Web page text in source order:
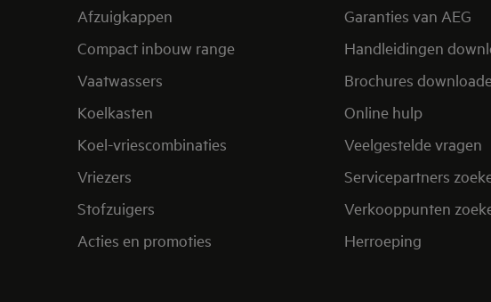
Afzuigkappen
Compact inbouw range
Vaatwassers
Koelkasten
Koel-vriescombinaties
Vriezers
Stofzuigers
Acties en promoties
Garanties van AEG
Handleidingen
Brochures
Online hulp
Veelgestelde vragen
Servicepartners
Verkooppunten
Herroeping